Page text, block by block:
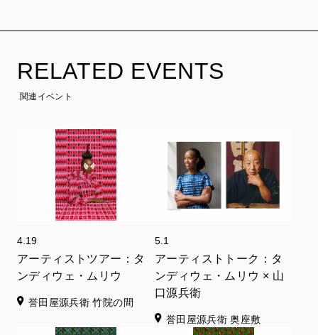
Transit」、「WAX!」展（人類博物館 パリ）、ニューヨー
ク大学での個展「I Am Because You Are」など、世界各
地で作品を発表している。また、ロックフェラー財団ベル
国立博物館のレジデンス・プログラムにも参加している。
RELATED EVENTS
関連イベント
4.19
アーティストツアー：タ
ンディウェ・ムリウ
誉田屋源兵衛 竹院の間
5.1
アーティストトーク：タ
ンディウェ・ムリウ × 山
口源兵衛
誉田屋源兵衛 奥座敷